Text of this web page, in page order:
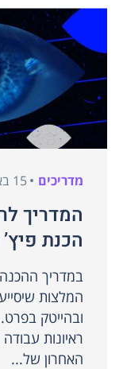
מדריכים 15 באוגוסט
הכנת
במדריך ההכנה
המלצות
ובהייטק
ראיונות
האחרון של...